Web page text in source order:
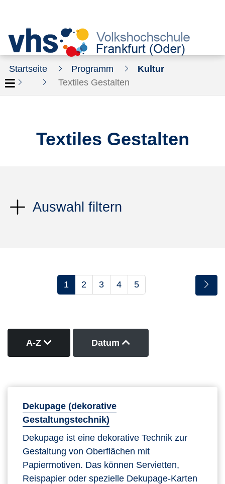
Startseite Programm
Kultur
Textiles Gestalten
Textiles Gestalten
Auswahl filtern
1 2 3 4 5
A-Z Kurse nach Titel absteigend sortieren
Datum Kurse nach Datum
Dekupage (dekorative
Gestaltungstechnik)
Dekupage ist eine dekorative Technik zur
Gestaltung von Oberflächen mit
Papiermotiven. Das können Servietten,
Reispapier oder spezielle Dekupage-Karten